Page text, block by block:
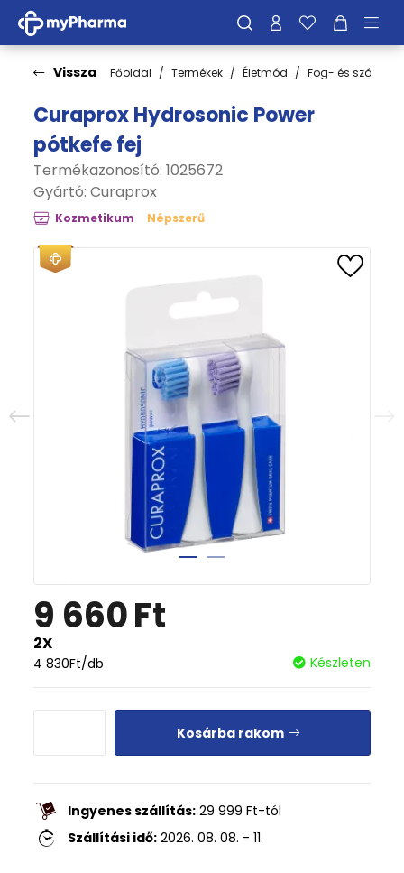
Vissza Főoldal Termékek Életmód Fog- és
Curaprox Hydrosonic Power
pótkefe fej
Termékazonosító: 1025672
Gyártó: Curaprox
Kozmetikum Népszerű
9 660Ft
2X
4 830Ft/db Készleten
Kosárba rakom
Ingyenes szállítás: 29 999 Ft-tól
Szállítási idő: 2026. 08. 08. - 11.